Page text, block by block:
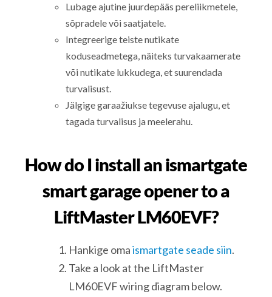
Lubage ajutine juurdepääs pereliikmetele,
sõpradele või saatjatele.
Integreerige teiste nutikate
koduseadmetega, näiteks turvakaamerate
või nutikate lukkudega, et suurendada
turvalisust.
Jälgige garaažiukse tegevuse ajalugu, et
tagada turvalisus ja meelerahu.
How do I install an ismartgate
smart garage opener to a
LiftMaster LM60EVF?
Hankige omaismartgate seade siin.
Take a look at the LiftMaster
LM60EVF wiring diagram below.